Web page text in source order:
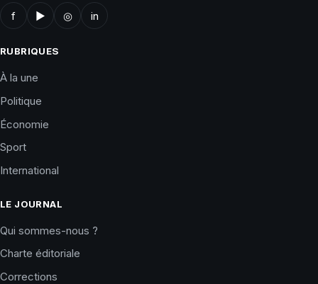
f ▶ ◎ in
RUBRIQUES
À la une
Politique
Économie
Sport
International
LE JOURNAL
Qui sommes-nous ?
Charte éditoriale
Corrections